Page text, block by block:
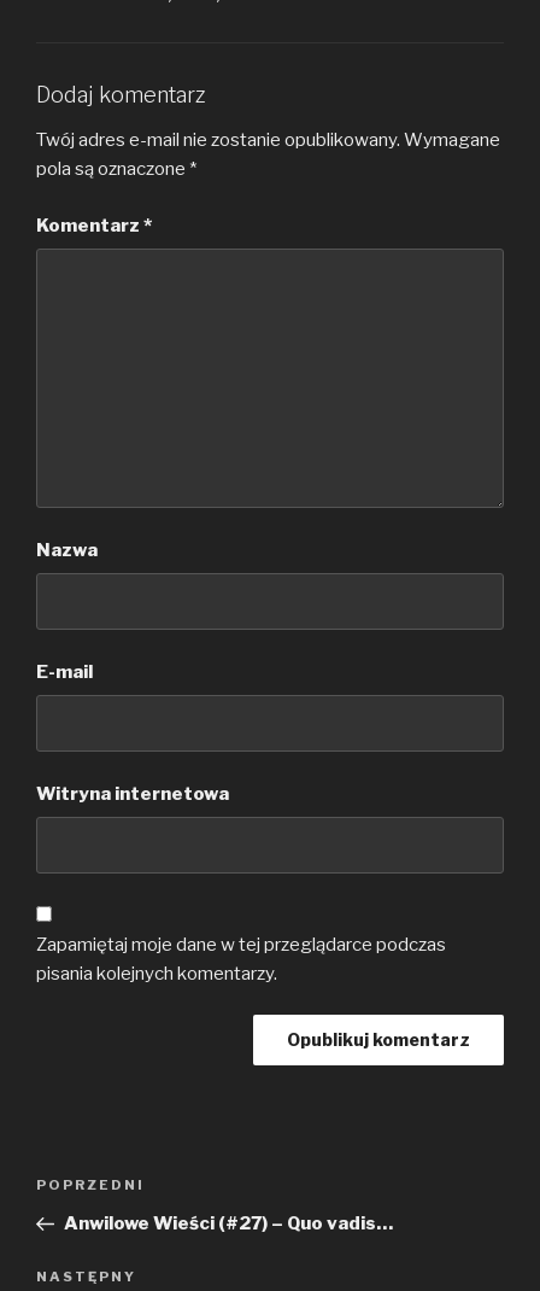
Dodaj komentarz
Twój adres e-mail nie zostanie opublikowany. Wymagane
pola są oznaczone *
Komentarz *
Nazwa
E-mail
Witryna internetowa
Zapamiętaj moje dane w tej przeglądarce podczas
pisania kolejnych komentarzy.
Poprzedni
wpis
POPRZEDNI
Anwilowe Wieści (#27) – Quo vadis…
Następny
NASTĘPNY